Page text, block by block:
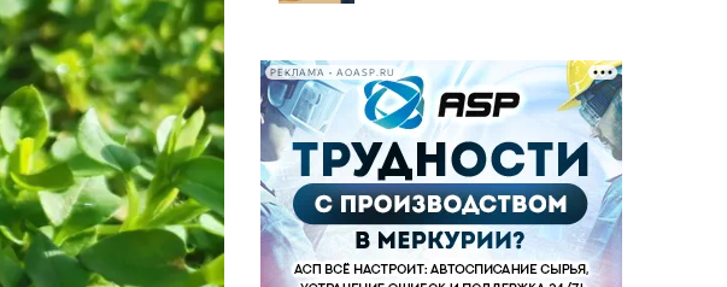
РЕКЛАМА • AOASP.RU